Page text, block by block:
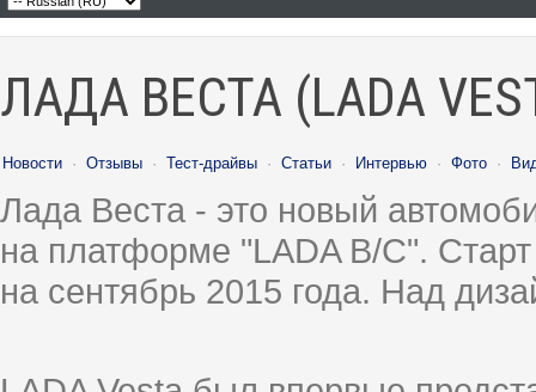
ЛАДА ВЕСТА (LADA
Новости · Отзывы · Тест-драйвы · Статьи · Интервью · Фото ·
Лада Веста - это новый
на платформе "LADA B/C".
на сентябрь 2015 года. Над